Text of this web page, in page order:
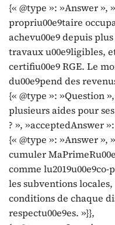
{« @type »: »Answer
propriu00e9taire
achevu00e9 depuis
travaux u00e9ligibles,
certifiu00e9 RGE. Le
du00e9pend des
{« @type »: »Question
plusieurs aides pour
? », »acceptedAnswer »:
{« @type »: »Answer »,
cumuler
comme lu2019u00e9co-
les subventions
conditions de chaque
respectu00e9es. »}},